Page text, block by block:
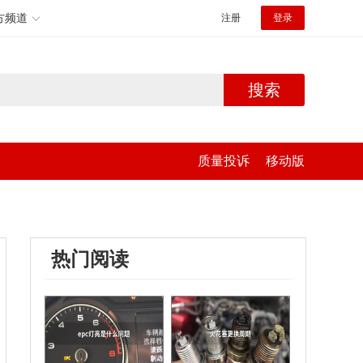
频道 注册 登录
搜索
质量投诉 移动版
热门阅读